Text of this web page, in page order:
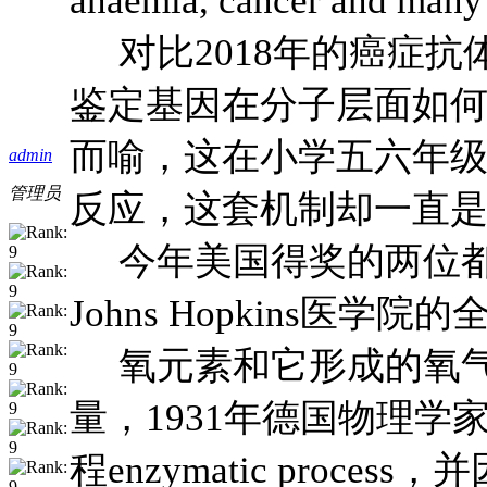
admin
管理员
对比2018年的癌症抗
鉴定基因在分子层面如
而喻，这在小学五六年
反应，这套机制却一直
今年美国得奖的两位
Johns Hopkins医学院的
氧元素和它形成的氧
量，1931年德国物理学
程enzymatic process，